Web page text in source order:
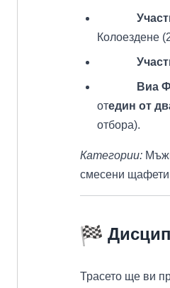
Колоездене
Виа
отедин от
отбора).
Категории:
смесени
Трасето ще ви